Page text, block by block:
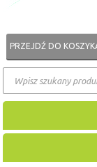
PRZEJDŹ DO